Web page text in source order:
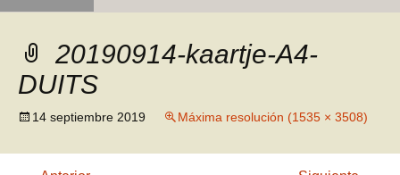
20190914-kaartje-A4-
DUITS
14 septiembre 2019 Máxima resolución (1535 × 3508)